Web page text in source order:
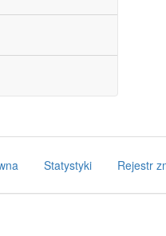
Statystyki Rejestr